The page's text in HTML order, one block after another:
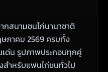
กสนามชนไก่นานาชาติ
ษภาคม 2569 ครบทั้ง
ด่น รูปภาพประกอบทุกคู่
ำหรับแฟนไก่ชนทั่วไป